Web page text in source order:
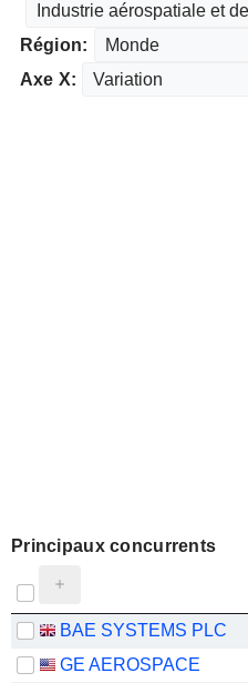
Région:
Axe X:
Principaux concurrents
BAE SYSTEMS PLC
GE AEROSPACE